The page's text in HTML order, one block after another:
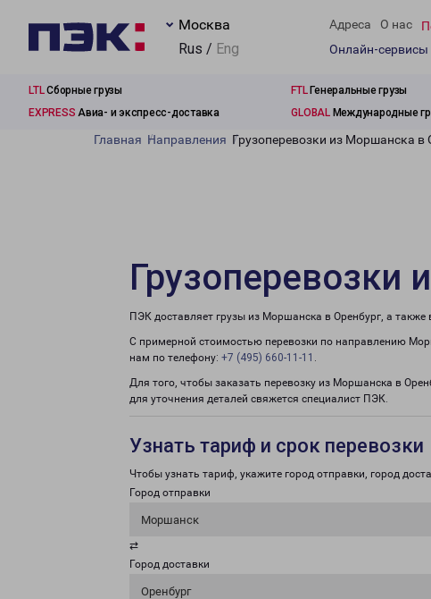
Москва
Rus / Eng
Адреса О нас
Онлайн-сервисы
LTLСборные грузы FTLГенеральные грузы
EXPRESS Авиа- и экспресс-доставка GLOBALМеждународные
Главная Направления Грузоперевозки из Моршанска в
Грузоперевозки
ПЭК доставляет грузы из Моршанска в Оренбург, а
С примерной стоимостью перевозки по направлению
нам по телефону: +7 (495) 660-11-11 .
Для того, чтобы заказать перевозку из Моршанска в
для уточнения деталей свяжется специалист ПЭК.
Узнать тариф и срок перевозки
Чтобы узнать тариф, укажите город отправки, город
Город отправки
Моршанск
⇄
Город доставки
Оренбург